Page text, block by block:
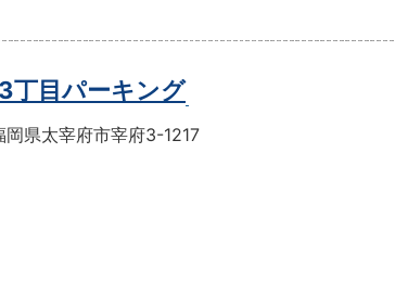
丁目パーキング
岡県太宰府市宰府3-1217